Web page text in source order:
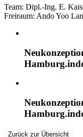
Team: Dipl.-Ing. E.
Freiraum: Ando Yoo
Zurück zur Übersicht